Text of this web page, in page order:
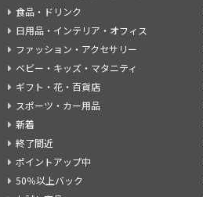
食品・ドリンク
日用品・インテリア・オフィス
ファッション・アクセサリー
ベビー・キッズ・マタニティ
ギフト・花・百貨店
スポーツ・カー用品
新着
終了間近
ポイントアップ中
50％以上バック